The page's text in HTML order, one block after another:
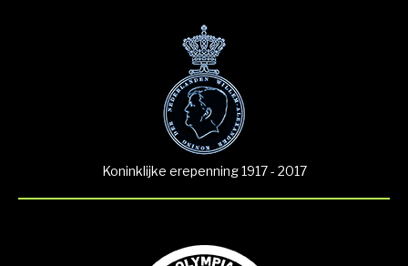
Koninklijke erepenning 1917 - 2017